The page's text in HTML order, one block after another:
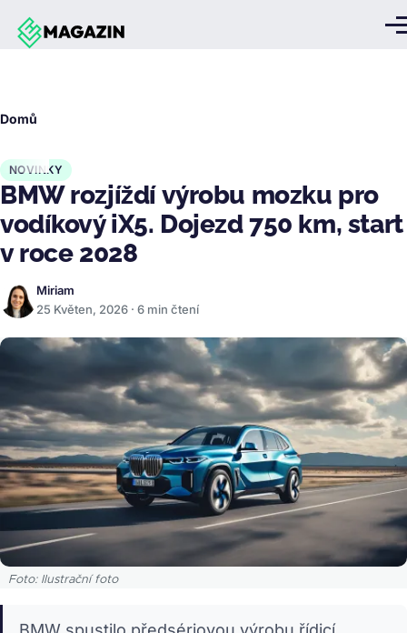
Přejít k hlavnímu obsahu
Domů
NOVINKY
BMW rozjíždí výrobu mozku pro
vodíkový iX5. Dojezd 750 km, start
v roce 2028
Miriam
25 Květen, 2026 · 6 min čtení
Foto: Ilustrační foto